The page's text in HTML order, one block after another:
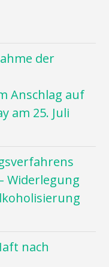
der
Anschlag auf
am 25. Juli
Widerlegung
nach